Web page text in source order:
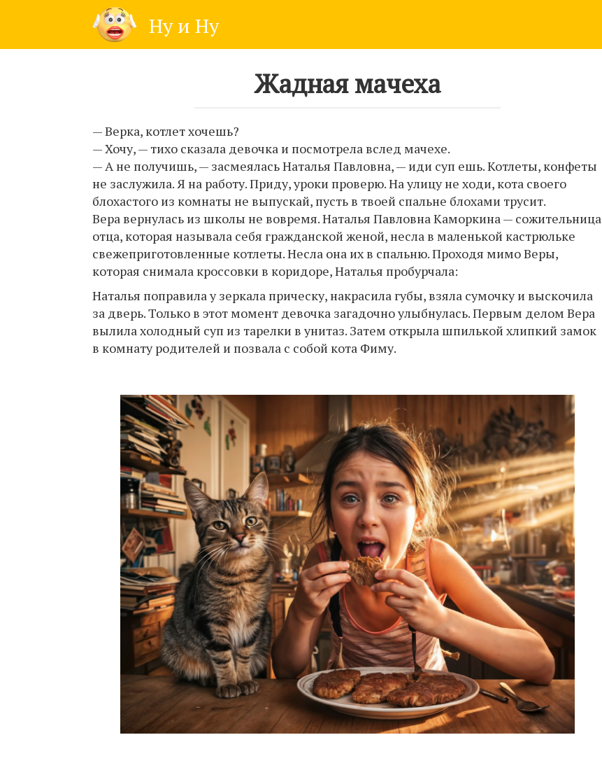
Ну и Ну
Жaднaя мачеха
— Верка, котлет хочешь?
— Хочу, — тихо сказала девочка и посмотрела вслед мачехе.
— А не получишь, — засмеялась Наталья Павловна, — иди суп ешь. Котлеты, конфеты
не заслужила. Я на работу. Приду, уроки проверю. На улицу не ходи, кота своего
блохастого из комнаты не выпускай, пусть в твоей спальне блохами трусит.
Вера вернулась из школы не вовремя. Наталья Павловна Каморкина — сожительница
отца, которая называла себя гражданской женой, несла в маленькой кастрюльке
свежеприготовленные котлеты. Несла она их в спальню. Проходя мимо Веры,
которая снимала кроссовки в коридоре, Наталья пробурчала:
Наталья поправила у зеркала прическу, накрасила губы, взяла сумочку и выскочила
за дверь. Только в этот момент девочка загадочно улыбнулась. Первым делом Вера
вылила холодный суп из тарелки в унитаз. Затем открыла шпилькой хлипкий замок
в комнату родителей и позвала с собой кота Фиму.